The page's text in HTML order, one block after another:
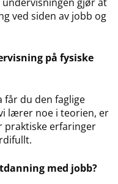
ved siden av jobb og
på fysiske
får du den faglige
lærer noe i teorien, er
praktiske erfaringer
med jobb?